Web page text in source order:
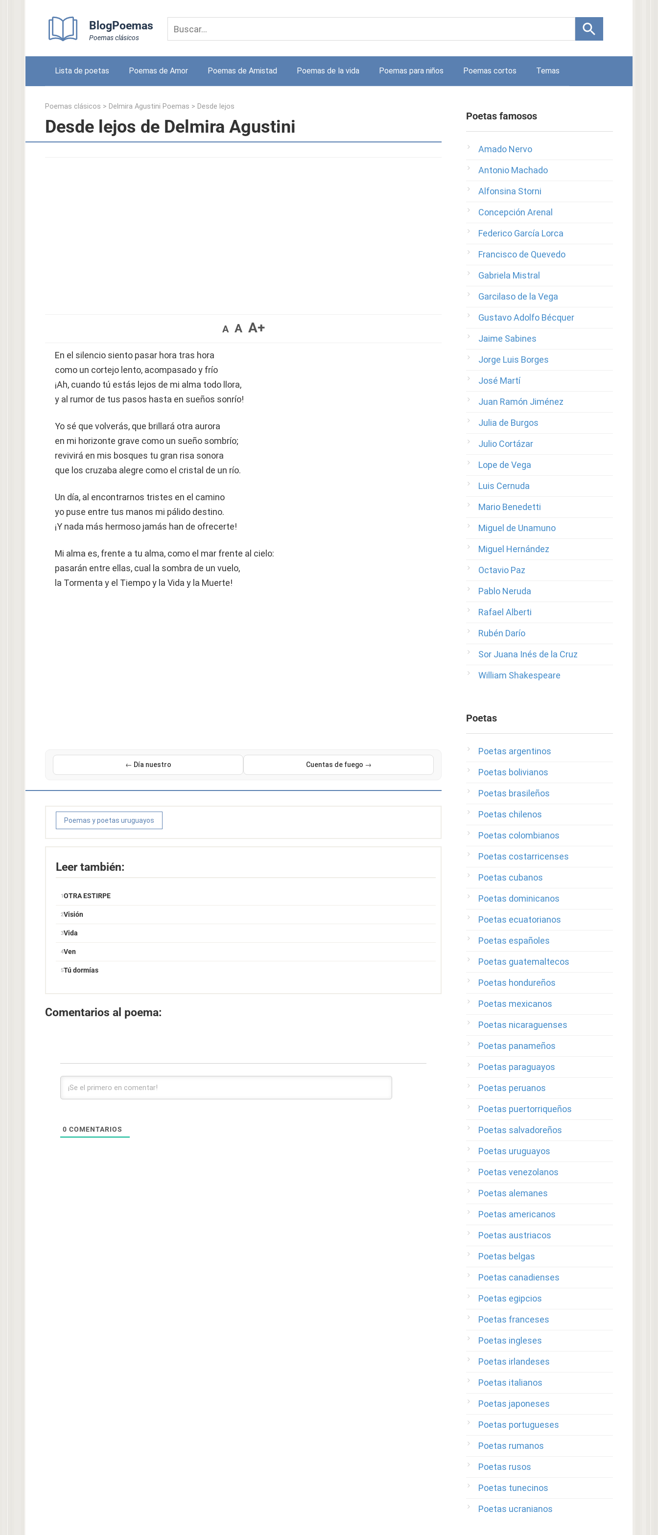
BlogPoemas
Poemas clásicos
Lista de poetas Poemas de Amor Poemas de Amistad Poemas de la vida Poemas para niños Poemas cortos Temas
Poemas clásicos > Delmira Agustini Poemas > Desde lejos
Desde lejos de Delmira Agustini
A A A+
En el silencio siento pasar hora tras hora
como un cortejo lento, acompasado y frío
¡Ah, cuando tú estás lejos de mi alma todo llora,
y al rumor de tus pasos hasta en sueños sonrío!
Yo sé que volverás, que brillará otra aurora
en mi horizonte grave como un sueño sombrío;
revivirá en mis bosques tu gran risa sonora
que los cruzaba alegre como el cristal de un río.
Un día, al encontrarnos tristes en el camino
yo puse entre tus manos mi pálido destino.
¡Y nada más hermoso jamás han de ofrecerte!
Mi alma es, frente a tu alma, como el mar frente al cielo:
pasarán entre ellas, cual la sombra de un vuelo,
la Tormenta y el Tiempo y la Vida y la Muerte!
← Día nuestro Cuentas de fuego →
Poemas y poetas uruguayos
Leer también:
OTRA ESTIRPE
Visión
Vida
Ven
Tú dormías
Comentarios al poema:
0 COMENTARIOS
Poetas famosos
Amado Nervo
Antonio Machado
Alfonsina Storni
Concepción Arenal
Federico García Lorca
Francisco de Quevedo
Gabriela Mistral
Garcilaso de la Vega
Gustavo Adolfo Bécquer
Jaime Sabines
Jorge Luis Borges
José Martí
Juan Ramón Jiménez
Julia de Burgos
Julio Cortázar
Lope de Vega
Luis Cernuda
Mario Benedetti
Miguel de Unamuno
Miguel Hernández
Octavio Paz
Pablo Neruda
Rafael Alberti
Rubén Darío
Sor Juana Inés de la Cruz
William Shakespeare
Poetas
Poetas argentinos
Poetas bolivianos
Poetas brasileños
Poetas chilenos
Poetas colombianos
Poetas costarricenses
Poetas cubanos
Poetas dominicanos
Poetas ecuatorianos
Poetas españoles
Poetas guatemaltecos
Poetas hondureños
Poetas mexicanos
Poetas nicaraguenses
Poetas panameños
Poetas paraguayos
Poetas peruanos
Poetas puertorriqueños
Poetas salvadoreños
Poetas uruguayos
Poetas venezolanos
Poetas alemanes
Poetas americanos
Poetas austriacos
Poetas belgas
Poetas canadienses
Poetas egipcios
Poetas franceses
Poetas ingleses
Poetas irlandeses
Poetas italianos
Poetas japoneses
Poetas portugueses
Poetas rumanos
Poetas rusos
Poetas tunecinos
Poetas ucranianos